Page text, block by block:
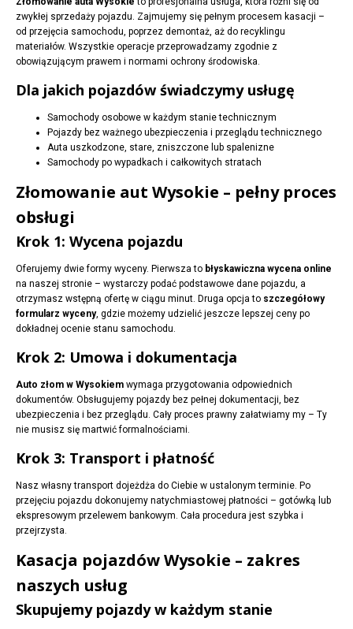
zwykłej sprzedaży pojazdu. Zajmujemy się pełnym procesem kasacji –
od przejęcia samochodu, poprzez demontaż, aż do recyklingu
materiałów. Wszystkie operacje przeprowadzamy zgodnie z
obowiązującym prawem i normami ochrony środowiska.
Dla jakich pojazdów świadczymy usługę
Samochody osobowe w każdym stanie technicznym
Pojazdy bez ważnego ubezpieczenia i przeglądu technicznego
Auta uszkodzone, stare, zniszczone lub spalenizne
Samochody po wypadkach i całkowitych stratach
Złomowanie aut Wysokie – pełny proces
obsługi
Krok 1: Wycena pojazdu
Oferujemy dwie formy wyceny. Pierwsza to błyskawiczna wycena online
na naszej stronie – wystarczy podać podstawowe dane pojazdu, a
otrzymasz wstępną ofertę w ciągu minut. Druga opcja to szczegółowy
formularz wyceny, gdzie możemy udzielić jeszcze lepszej ceny po
dokładnej ocenie stanu samochodu.
Krok 2: Umowa i dokumentacja
Auto złom w Wysokiem wymaga przygotowania odpowiednich
dokumentów. Obsługujemy pojazdy bez pełnej dokumentacji, bez
ubezpieczenia i bez przeglądu. Cały proces prawny załatwiamy my – Ty
nie musisz się martwić formalnościami.
Krok 3: Transport i płatność
Nasz własny transport dojeżdża do Ciebie w ustalonym terminie. Po
przejęciu pojazdu dokonujemy natychmiastowej płatności – gotówką lub
ekspresowym przelewem bankowym. Cała procedura jest szybka i
przejrzysta.
Kasacja pojazdów Wysokie – zakres
naszych usług
Skupujemy pojazdy w każdym stanie